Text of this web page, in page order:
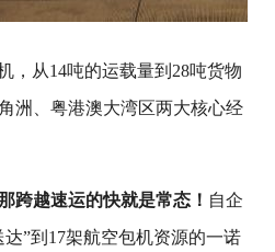
，从14吨的运载量到28吨货物
洲、粤港澳大湾区两大核心经
跨越速运的快就是常态！ 自企
”到17架航空包机资源的一诺